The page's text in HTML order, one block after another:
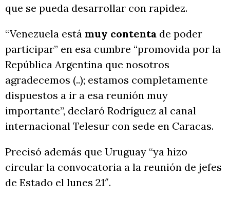
que se pueda desarrollar con rapidez.
“Venezuela está muy contenta de poder
participar” en esa cumbre “promovida por la
República Argentina que nosotros
agradecemos (..); estamos completamente
dispuestos a ir a esa reunión muy
importante”, declaró Rodríguez al canal
internacional Telesur con sede en Caracas.
Precisó además que Uruguay “ya hizo
circular la convocatoria a la reunión de jefes
de Estado el lunes 21″.